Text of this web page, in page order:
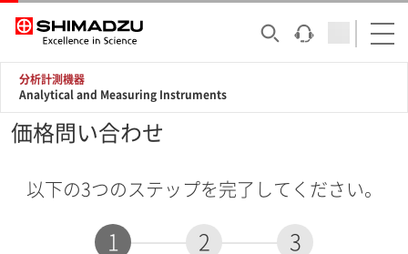
分析計測機器
Analytical and Measuring Instruments
価格問い合わせ
以下の3つのステップを完了してください。
1 2 3